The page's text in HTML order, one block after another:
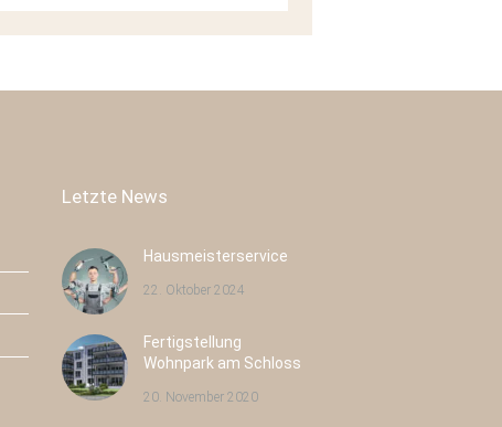
Pulsnitzer Straße 40
Radeberg
43
Großenhain
Letzte News
Hausmeisterservice
22. Oktober 2024
Fertigstellung
Wohnpark am Schloss
20. November 2020